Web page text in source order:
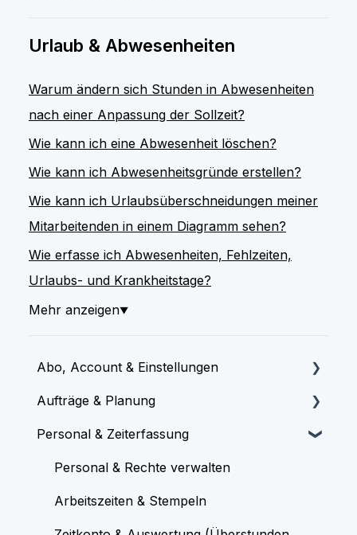
Urlaub & Abwesenheiten
Warum ändern sich Stunden in Abwesenheiten
nach einer Anpassung der Sollzeit?
Wie kann ich eine Abwesenheit löschen?
Wie kann ich Abwesenheitsgründe erstellen?
Wie kann ich Urlaubsüberschneidungen meiner
Mitarbeitenden in einem Diagramm sehen?
Wie erfasse ich Abwesenheiten, Fehlzeiten,
Urlaubs- und Krankheitstage?
Mehr anzeigen▼
Abo, Account & Einstellungen
Onboarding & Start
Lizenzen & Abrechnung
System & Grundeinstellungen
Fehlerbehebung & Technische Hilfe
Aufträge & Planung
Aufträge & Termine erstellen
Plantafel & Kalender
Mobile Dokumentation & Protokolle
Personal & Zeiterfassung
Personal & Rechte verwalten
Arbeitszeiten & Stempeln